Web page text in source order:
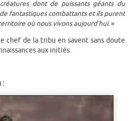
dont de puissants géants du
fantastiques combattants et ils purent
où nous vivons aujourd’hui.»
chef de la tribu en savent sans doute
aux initiés.
: